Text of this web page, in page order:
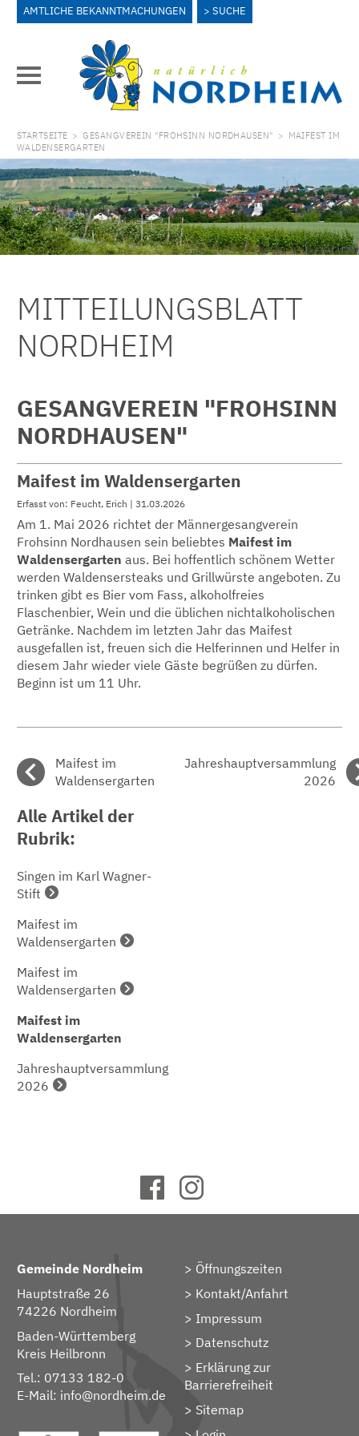
AMTLICHE BEKANNTMACHUNGEN SUCHE
STARTSEITE > GESANGVEREIN "FROHSINN NORDHAUSEN" > MAIFEST IM
WALDENSERGARTEN
MITTEILUNGSBLATT
NORDHEIM
GESANGVEREIN "FROHSINN
NORDHAUSEN"
Maifest im Waldensergarten
Erfasst von: Feucht, Erich | 31.03.2026
Am 1. Mai 2026 richtet der Männergesangverein
Frohsinn Nordhausen sein beliebtes Maifest im
Waldensergarten aus. Bei hoffentlich schönem Wetter
werden Waldensersteaks und Grillwürste angeboten. Zu
trinken gibt es Bier vom Fass, alkoholfreies
Flaschenbier, Wein und die üblichen nichtalkoholischen
Getränke. Nachdem im letzten Jahr das Maifest
ausgefallen ist, freuen sich die Helferinnen und Helfer in
diesem Jahr wieder viele Gäste begrüßen zu dürfen.
Beginn ist um 11 Uhr.
Maifest im
Waldensergarten
Jahreshauptversammlung
2026
Alle Artikel der
Rubrik:
Singen im Karl Wagner-
Stift
Maifest im
Waldensergarten
Maifest im
Waldensergarten
Maifest im
Waldensergarten
Jahreshauptversammlung
2026
Gemeinde Nordheim
Hauptstraße 26
74226 Nordheim
Baden-Württemberg
Kreis Heilbronn
Tel.: 07133 182-0
E-Mail: info@nordheim.de
Öffnungszeiten
Kontakt/Anfahrt
Impressum
Datenschutz
Erklärung zur
Barrierefreiheit
Sitemap